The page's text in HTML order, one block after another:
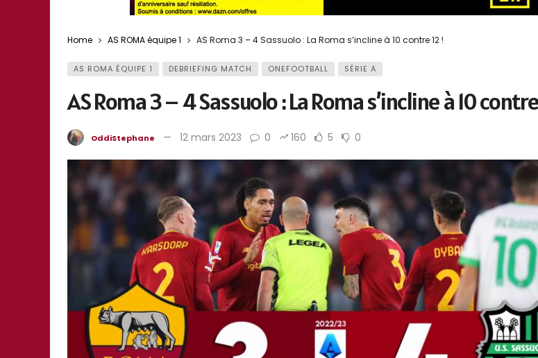
Home AS ROMA équipe 1 AS Roma 3 – 4 Sassuolo : La Roma s’incline à 10 contre 12 !
AS ROMA ÉQUIPE 1 DEBRIEFING MATCH ONEFOOTBALL SÉRIE A
AS Roma 3 – 4 Sassuolo : La Roma s’incline à 10
OddiStephane 12 mars 2023 0 160 5 0